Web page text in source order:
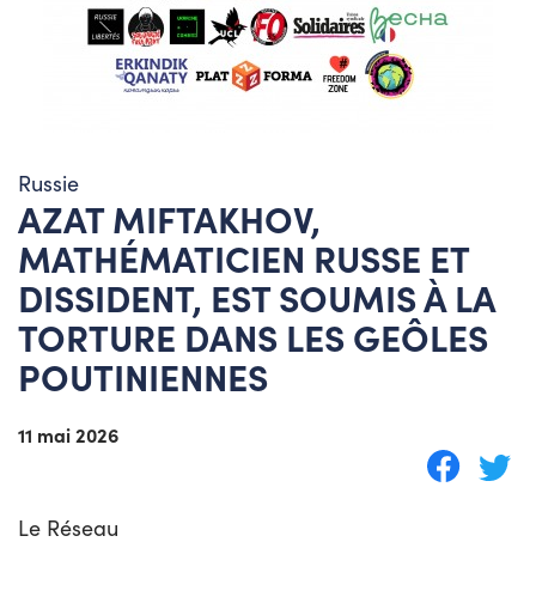
Russie
AZAT MIFTAKHOV,
MATHÉMATICIEN RUSSE ET
DISSIDENT, EST SOUMIS À LA
TORTURE DANS LES GEÔLES
POUTINIENNES
11 mai 2026
Le Réseau